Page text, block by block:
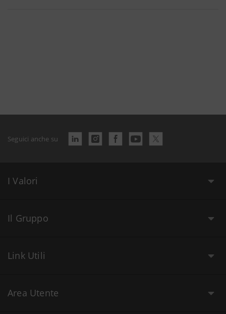
Seguici anche su
I Valori
Il Gruppo
Link Utili
Area Utente